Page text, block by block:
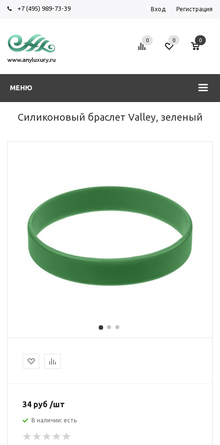
+7 (495) 989-73-39 Вход Регистрация
МЕНЮ
0 0 0
Силиконовый браслет Valley, зеленый
34 руб /шт
В наличии: есть